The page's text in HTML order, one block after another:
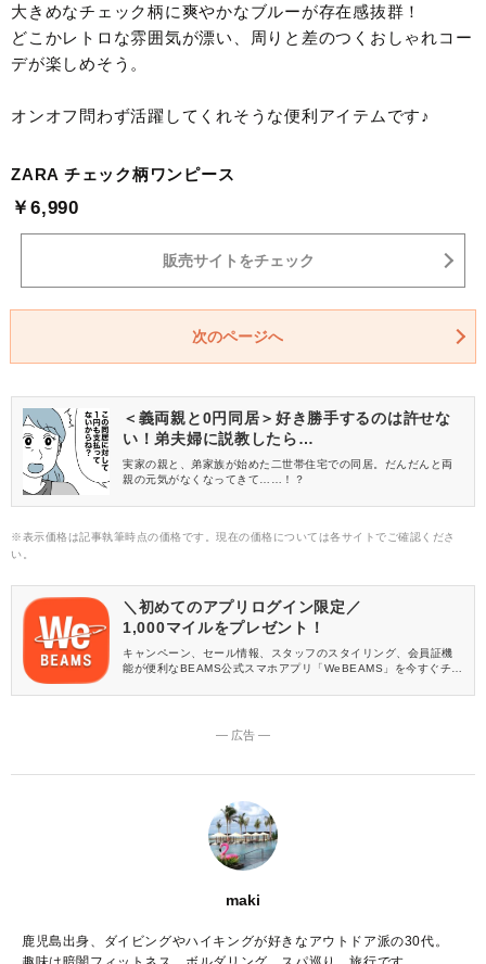
大きめなチェック柄に爽やかなブルーが存在感抜群！
どこかレトロな雰囲気が漂い、周りと差のつくおしゃれコー
デが楽しめそう。
オンオフ問わず活躍してくれそうな便利アイテムです♪
ZARA チェック柄ワンピース
￥6,990
販売サイトをチェック
次のページへ
＜義両親と0円同居＞好き勝手するのは許せな
い！弟夫婦に説教したら…
実家の親と、弟家族が始めた二世帯住宅での同居。だんだんと両
親の元気がなくなってきて……！？
※表示価格は記事執筆時点の価格です。現在の価格については各サイトでご確認くださ
い。
＼初めてのアプリログイン限定／
1,000マイルをプレゼント！
キャンペーン、セール情報、スタッフのスタイリング、会員証機
能が便利なBEAMS公式スマホアプリ「WeBEAMS」を今すぐチェ
― 広告 ―
maki
鹿児島出身、ダイビングやハイキングが好きなアウトドア派の30代。